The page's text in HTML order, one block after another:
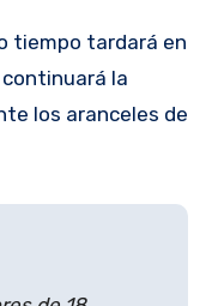
tiempo tardará en
la
los aranceles de